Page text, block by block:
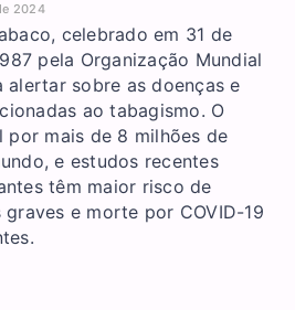
2024
celebrado em 31 de
pela Organização Mundial
alertar sobre as doenças e
ao tabagismo. O
por mais de 8 milhões de
e estudos recentes
têm maior risco de
e morte por COVID-19